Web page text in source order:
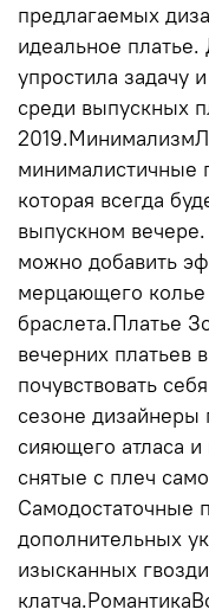
предлагаемых
идеальное
упростила задачу
среди выпускных
минималистичные
которая всегда
выпускном
можно добавить
мерцающего колье
браслета.Платье
вечерних платьев
почувствовать
сезоне дизайнеры
сияющего атласа
снятые с плеч
Самодостаточные
дополнительных
изысканных